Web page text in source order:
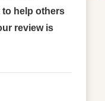
help others
review is